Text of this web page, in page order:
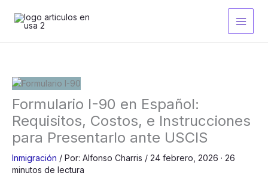
contenido
Formulario I-90 en Español:
Requisitos, Costos, e Instrucciones
para Presentarlo ante USCIS
Inmigración / Por: Alfonso Charris / 24 febrero, 2026 · 26
minutos de lectura